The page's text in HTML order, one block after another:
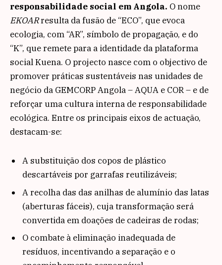
responsabilidade social em Angola. O nome
EKOARresulta da fusão de “ECO”, que evoca
ecologia, com “AR”, símbolo de propagação, e do
“K”, que remete para a identidade da plataforma
social Kuena. O projecto nasce com o objectivo de
promover práticas sustentáveis nas unidades de
negócio da GEMCORP Angola – AQUA e COR – e de
reforçar uma cultura interna de responsabilidade
ecológica. Entre os principais eixos de actuação,
destacam-se:
A substituição dos copos de plástico
descartáveis por garrafas reutilizáveis;
A recolha das das anilhas de alumínio das latas
(aberturas fáceis), cuja transformação será
convertida em doações de cadeiras de rodas;
O combate à eliminação inadequada de
resíduos, incentivando a separação e o